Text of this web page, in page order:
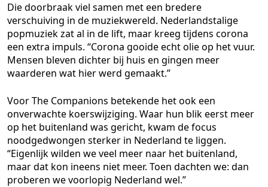
Die doorbraak viel samen met een bredere
verschuiving in de muziekwereld. Nederlandstalige
popmuziek zat al in de lift, maar kreeg tijdens corona
een extra impuls. “Corona gooide echt olie op het vuur.
Mensen bleven dichter bij huis en gingen meer
waarderen wat hier werd gemaakt.”
Voor The Companions betekende het ook een
onverwachte koerswijziging. Waar hun blik eerst meer
op het buitenland was gericht, kwam de focus
noodgedwongen sterker in Nederland te liggen.
“Eigenlijk wilden we veel meer naar het buitenland,
maar dat kon ineens niet meer. Toen dachten we: dan
proberen we voorlopig Nederland wel.”